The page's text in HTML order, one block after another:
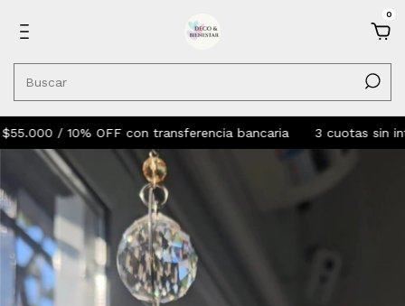
0
/ 10% OFF con transferencia bancaria 3 cuotas sin interes